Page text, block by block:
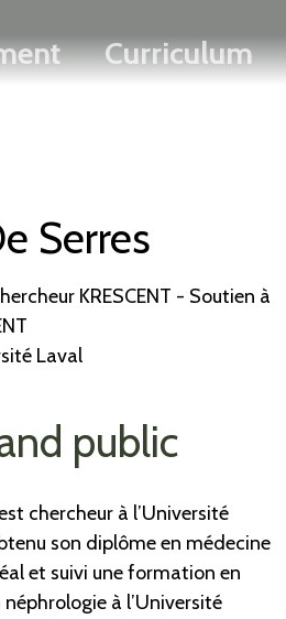
ENGLISH
Curriculum
Serres
KRESCENT - Soutien à
Laval
public
chercheur à l’Université
son diplôme en médecine
et suivi une formation en
à l’Université